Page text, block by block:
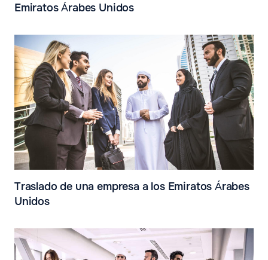
Emiratos Árabes Unidos
Traslado de una empresa a los Emiratos Árabes
Unidos